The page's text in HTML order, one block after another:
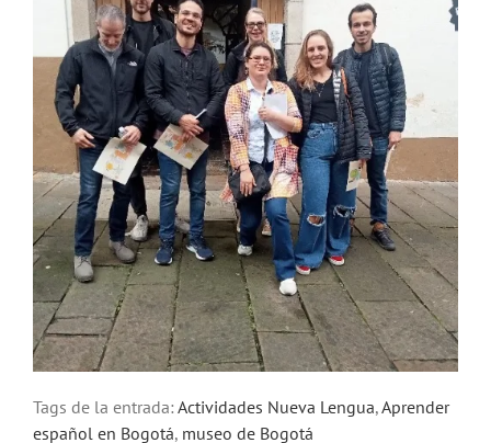
Tags de la entrada: Actividades Nueva Lengua,Aprender
español en Bogotá, museo de Bogotá